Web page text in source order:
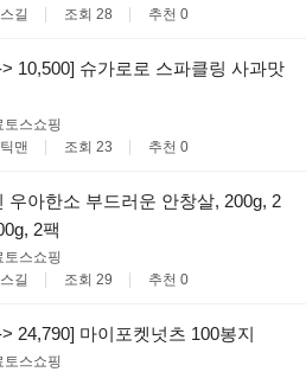
길 조회 28 추천 0
> 10,500] 슈가로로 스파클링 사과맛
토스쇼핑
맨 조회 23 추천 0
우아한소 부드러운 안창살, 200g, 2
2팩
토스쇼핑
길 조회 29 추천 0
24,790] 마이포켓넛츠 100봉지
토스쇼핑